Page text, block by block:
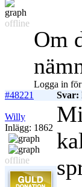
offline
Om
Logga in för
#48221
Svar:
Willy
Inlägg: 1862
offline